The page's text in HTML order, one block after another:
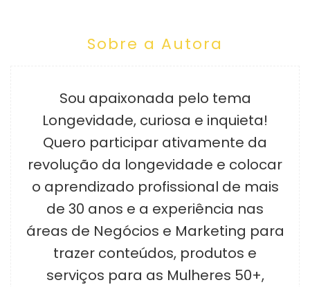
Sobre a Autora
Sou apaixonada pelo tema
Longevidade, curiosa e inquieta!
Quero participar ativamente da
revolução da longevidade e colocar
o aprendizado profissional de mais
de 30 anos e a experiência nas
áreas de Negócios e Marketing para
trazer conteúdos, produtos e
serviços para as Mulheres 50+,